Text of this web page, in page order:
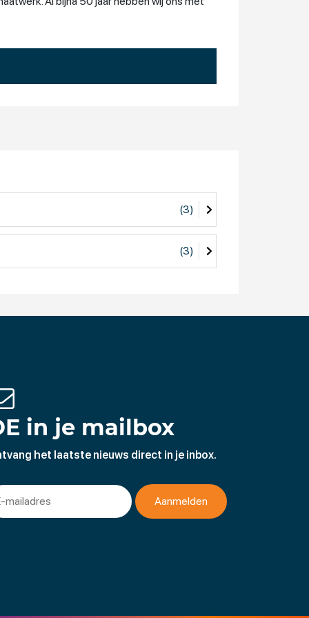
(3)
(3)
in je mailbox
het laatste nieuws direct in je inbox.